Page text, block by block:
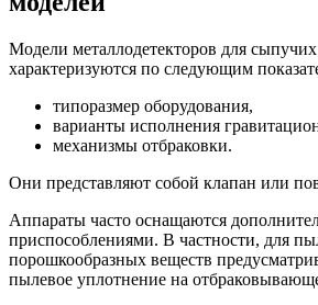
Модели металлодетекторов для
характеризуются по следующим
типоразмер оборудования,
варианты исполнения
механизмы отбраковки.
Они представляют собой клапан или
Аппараты часто оснащаются
приспособлениями. В частности, для
порошкообразных веществ
пылевое уплотнение на